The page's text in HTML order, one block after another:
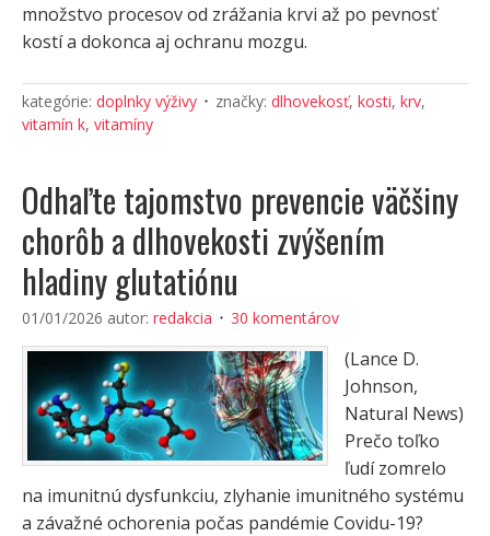
množstvo procesov od zrážania krvi až po pevnosť
kostí a dokonca aj ochranu mozgu.
kategórie: doplnky výživy značky: dlhovekosť, kosti, krv,
vitamín k, vitamíny
Odhaľte tajomstvo prevencie väčšiny
chorôb a dlhovekosti zvýšením
hladiny glutatiónu
01/01/2026 autor: redakcia 30 komentárov
(Lance D.
Johnson,
Natural News)
Prečo toľko
ľudí zomrelo
na imunitnú dysfunkciu, zlyhanie imunitného systému
a závažné ochorenia počas pandémie Covidu-19?